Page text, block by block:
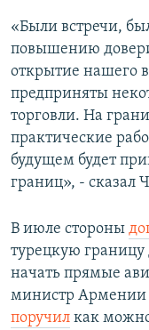
«Были встречи,
повышению
открытие нашего
предприняты
торговли. На
практические
будущем будет
границ», - сказал
В июле стороны
турецкую границу
начать прямые
министр Армении
поручил как можно